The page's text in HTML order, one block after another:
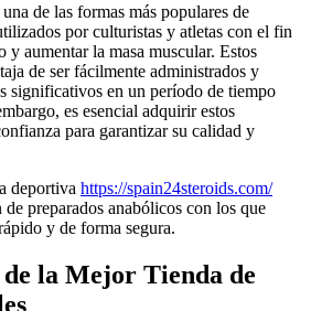
de las formas más populares de
por culturistas y atletas con el fin
y aumentar la masa muscular. Estos
de ser fácilmente administrados y
significativos en un período de tiempo
es esencial adquirir estos
para garantizar su calidad y
deportiva https://spain24steroids.com/
preparados anabólicos con los que
y de forma segura.
la Mejor Tienda de